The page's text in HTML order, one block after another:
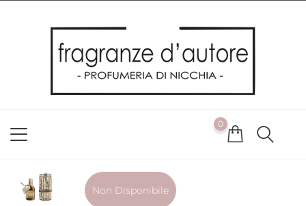
Utilizziamo i cookie per offrirti la migliore esperienza possibile
sul nostro sito web. Cliccando su OK, acconsenti alla nostra
politica sui cookie. Se desideri modificare le tue preferenze sui
cookie, puoi farlo
0
Non Disponibile